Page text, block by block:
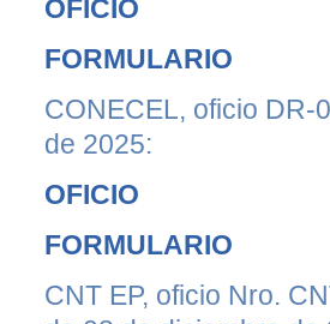
OFICIO
FORMULARIO
CONECEL, oficio DR-
de 2025:
OFICIO
FORMULARIO
CNT EP, oficio Nro.